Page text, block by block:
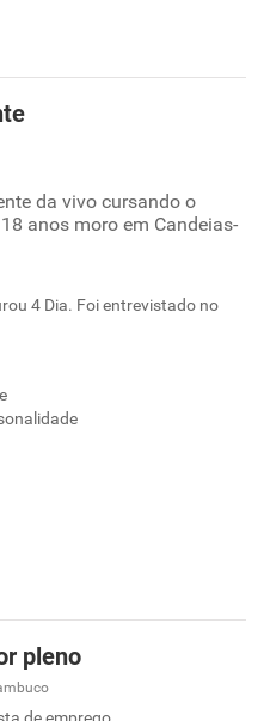
da vivo cursando o
anos moro em Candeias-
4 Dia. Foi entrevistado no
pleno